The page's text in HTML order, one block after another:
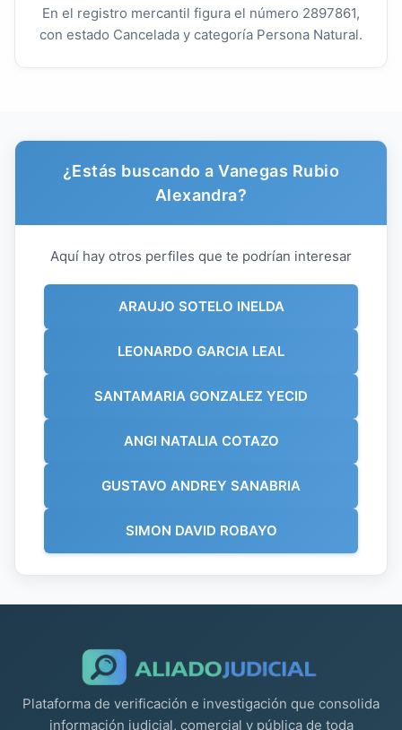
En el registro mercantil figura el número 2897861,
con estado Cancelada y categoría Persona Natural.
¿Estás buscando a Vanegas Rubio
Alexandra?
Aquí hay otros perfiles que te podrían interesar
ARAUJO SOTELO INELDA
LEONARDO GARCIA LEAL
SANTAMARIA GONZALEZ YECID
ANGI NATALIA COTAZO
GUSTAVO ANDREY SANABRIA
SIMON DAVID ROBAYO
Plataforma de verificación e investigación que consolida
información judicial, comercial y pública de toda